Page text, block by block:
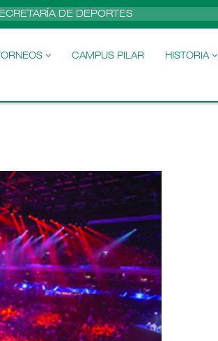
DE DEPORTES
CAMPUS PILAR HISTORIA